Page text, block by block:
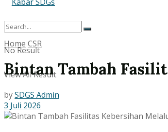
No Result
View All Result
Home CSR
Bintan Tambah
bySDGS Admin
3 Juli 2026